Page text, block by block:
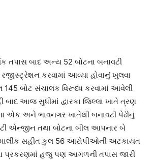
તપાસ બાદ અન્ય 52 બોટના બનાવટી
રજીસ્ટ્રેશન કરવામાં આવ્યા હોવાનું ખુલવા
બોટ સંચાલક વિરૂધ્ધ કરવામાં આવેલી
બાદ આજ સુધીમાં દ્વારકા જિલ્લા ખાતે ત્રણ
એક અને ભાવનગર ખાતેથી બનાવટી પેઢીનું
એન્જીન તથા બોટના બીલ આપનાર બે
સહીત કુલ 56 આરોપીઓની અટકાયત
પ્રકરણમાં હજુ પણ આગળની તપાસ જારી